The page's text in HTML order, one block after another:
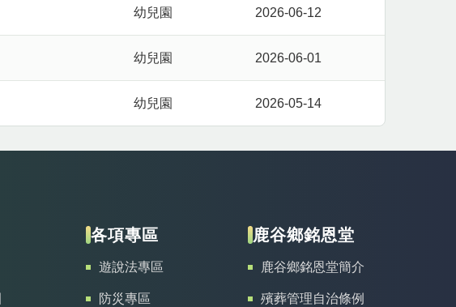
幼兒園 2026-06-12
幼兒園 2026-06-01
幼兒園 2026-05-14
各項專區
遊說法專區
防災專區
鹿谷鄉銘恩堂
鹿谷鄉銘恩堂簡介
殯葬管理自治條例